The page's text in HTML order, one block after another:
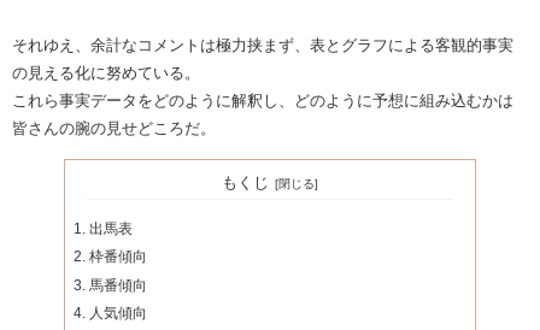
それゆえ、余計なコメントは極力挟まず、表とグラフによる客観的事実
の見える化に努めている。
これら事実データをどのように解釈し、どのように予想に組み込むかは
皆さんの腕の見せどころだ。
もくじ
出馬表
枠番傾向
馬番傾向
人気傾向